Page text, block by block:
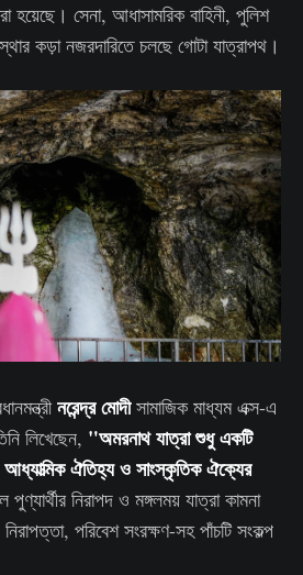
হয়েছে। সেনা, আধাসামরিক বাহিনী, পুলিশ
কড়া নজরদারিতে চলছে গোটা যাত্রাপথ।
নরেন্দ্র মোদীসামাজিক মাধ্যম এক্স-এ
লিখেছেন, "অমরনাথ যাত্রা শুধু একটি
আধ্যাত্মিক ঐতিহ্য ও সাংস্কৃতিক ঐক্যের
পুণ্যার্থীর নিরাপদ ও মঙ্গলময় যাত্রা কামনা
পরিবেশ সংরক্ষণ-সহ পাঁচটি সংকল্প